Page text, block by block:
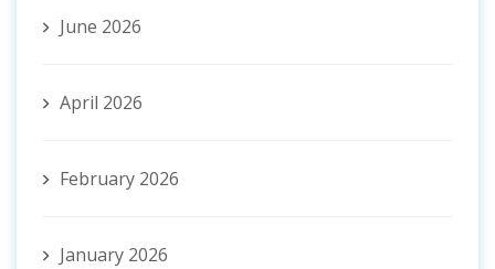
June 2026
April 2026
February 2026
January 2026